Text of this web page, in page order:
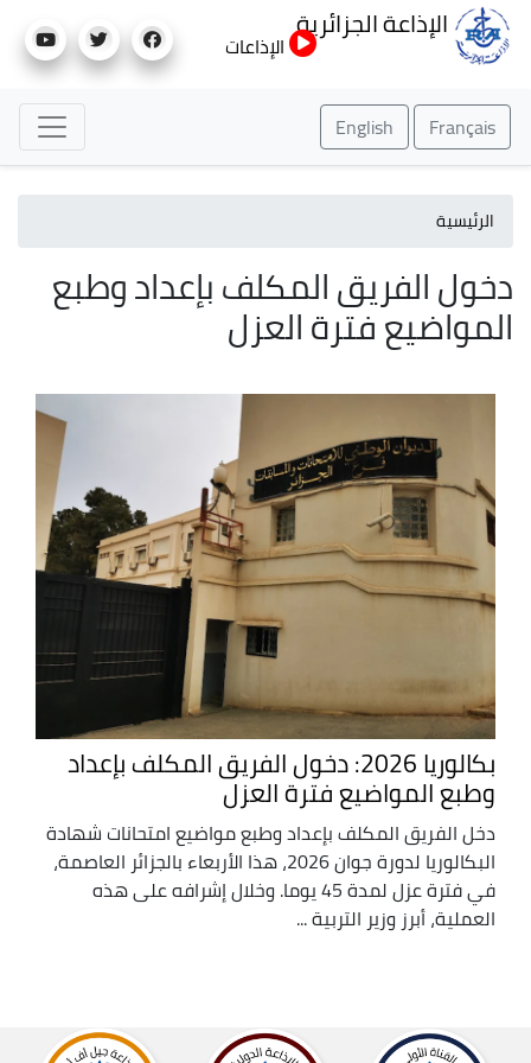
إلى
الإذاعة الجزائرية
الإذاعات
Français
English
الرئيسية
دخول الفريق المكلف بإعداد وطبع
المواضيع فترة العزل
بكالوريا 2026: دخول الفريق المكلف بإعداد
وطبع المواضيع فترة العزل
دخل الفريق المكلف بإعداد وطبع مواضيع امتحانات شهادة
البكالوريا لدورة جوان 2026، هذا الأربعاء بالجزائر العاصمة،
في فترة عزل لمدة 45 يوما. وخلال إشرافه على هذه
العملية، أبرز وزير التربية ...